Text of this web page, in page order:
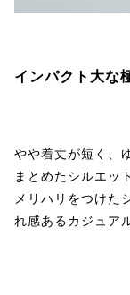
インパクト大な
やや着丈が短く、
まとめたシルエッ
メリハリをつけた
れ感あるカジュア